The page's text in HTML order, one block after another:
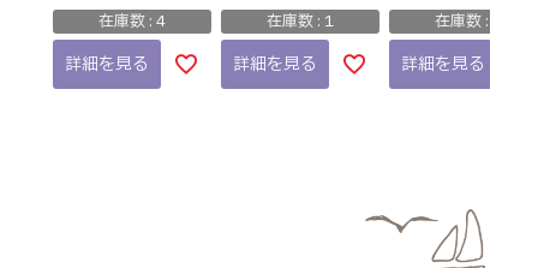
在庫数 4
詳細を見る
在庫数 1
詳細を見る
在庫数
詳細を見る